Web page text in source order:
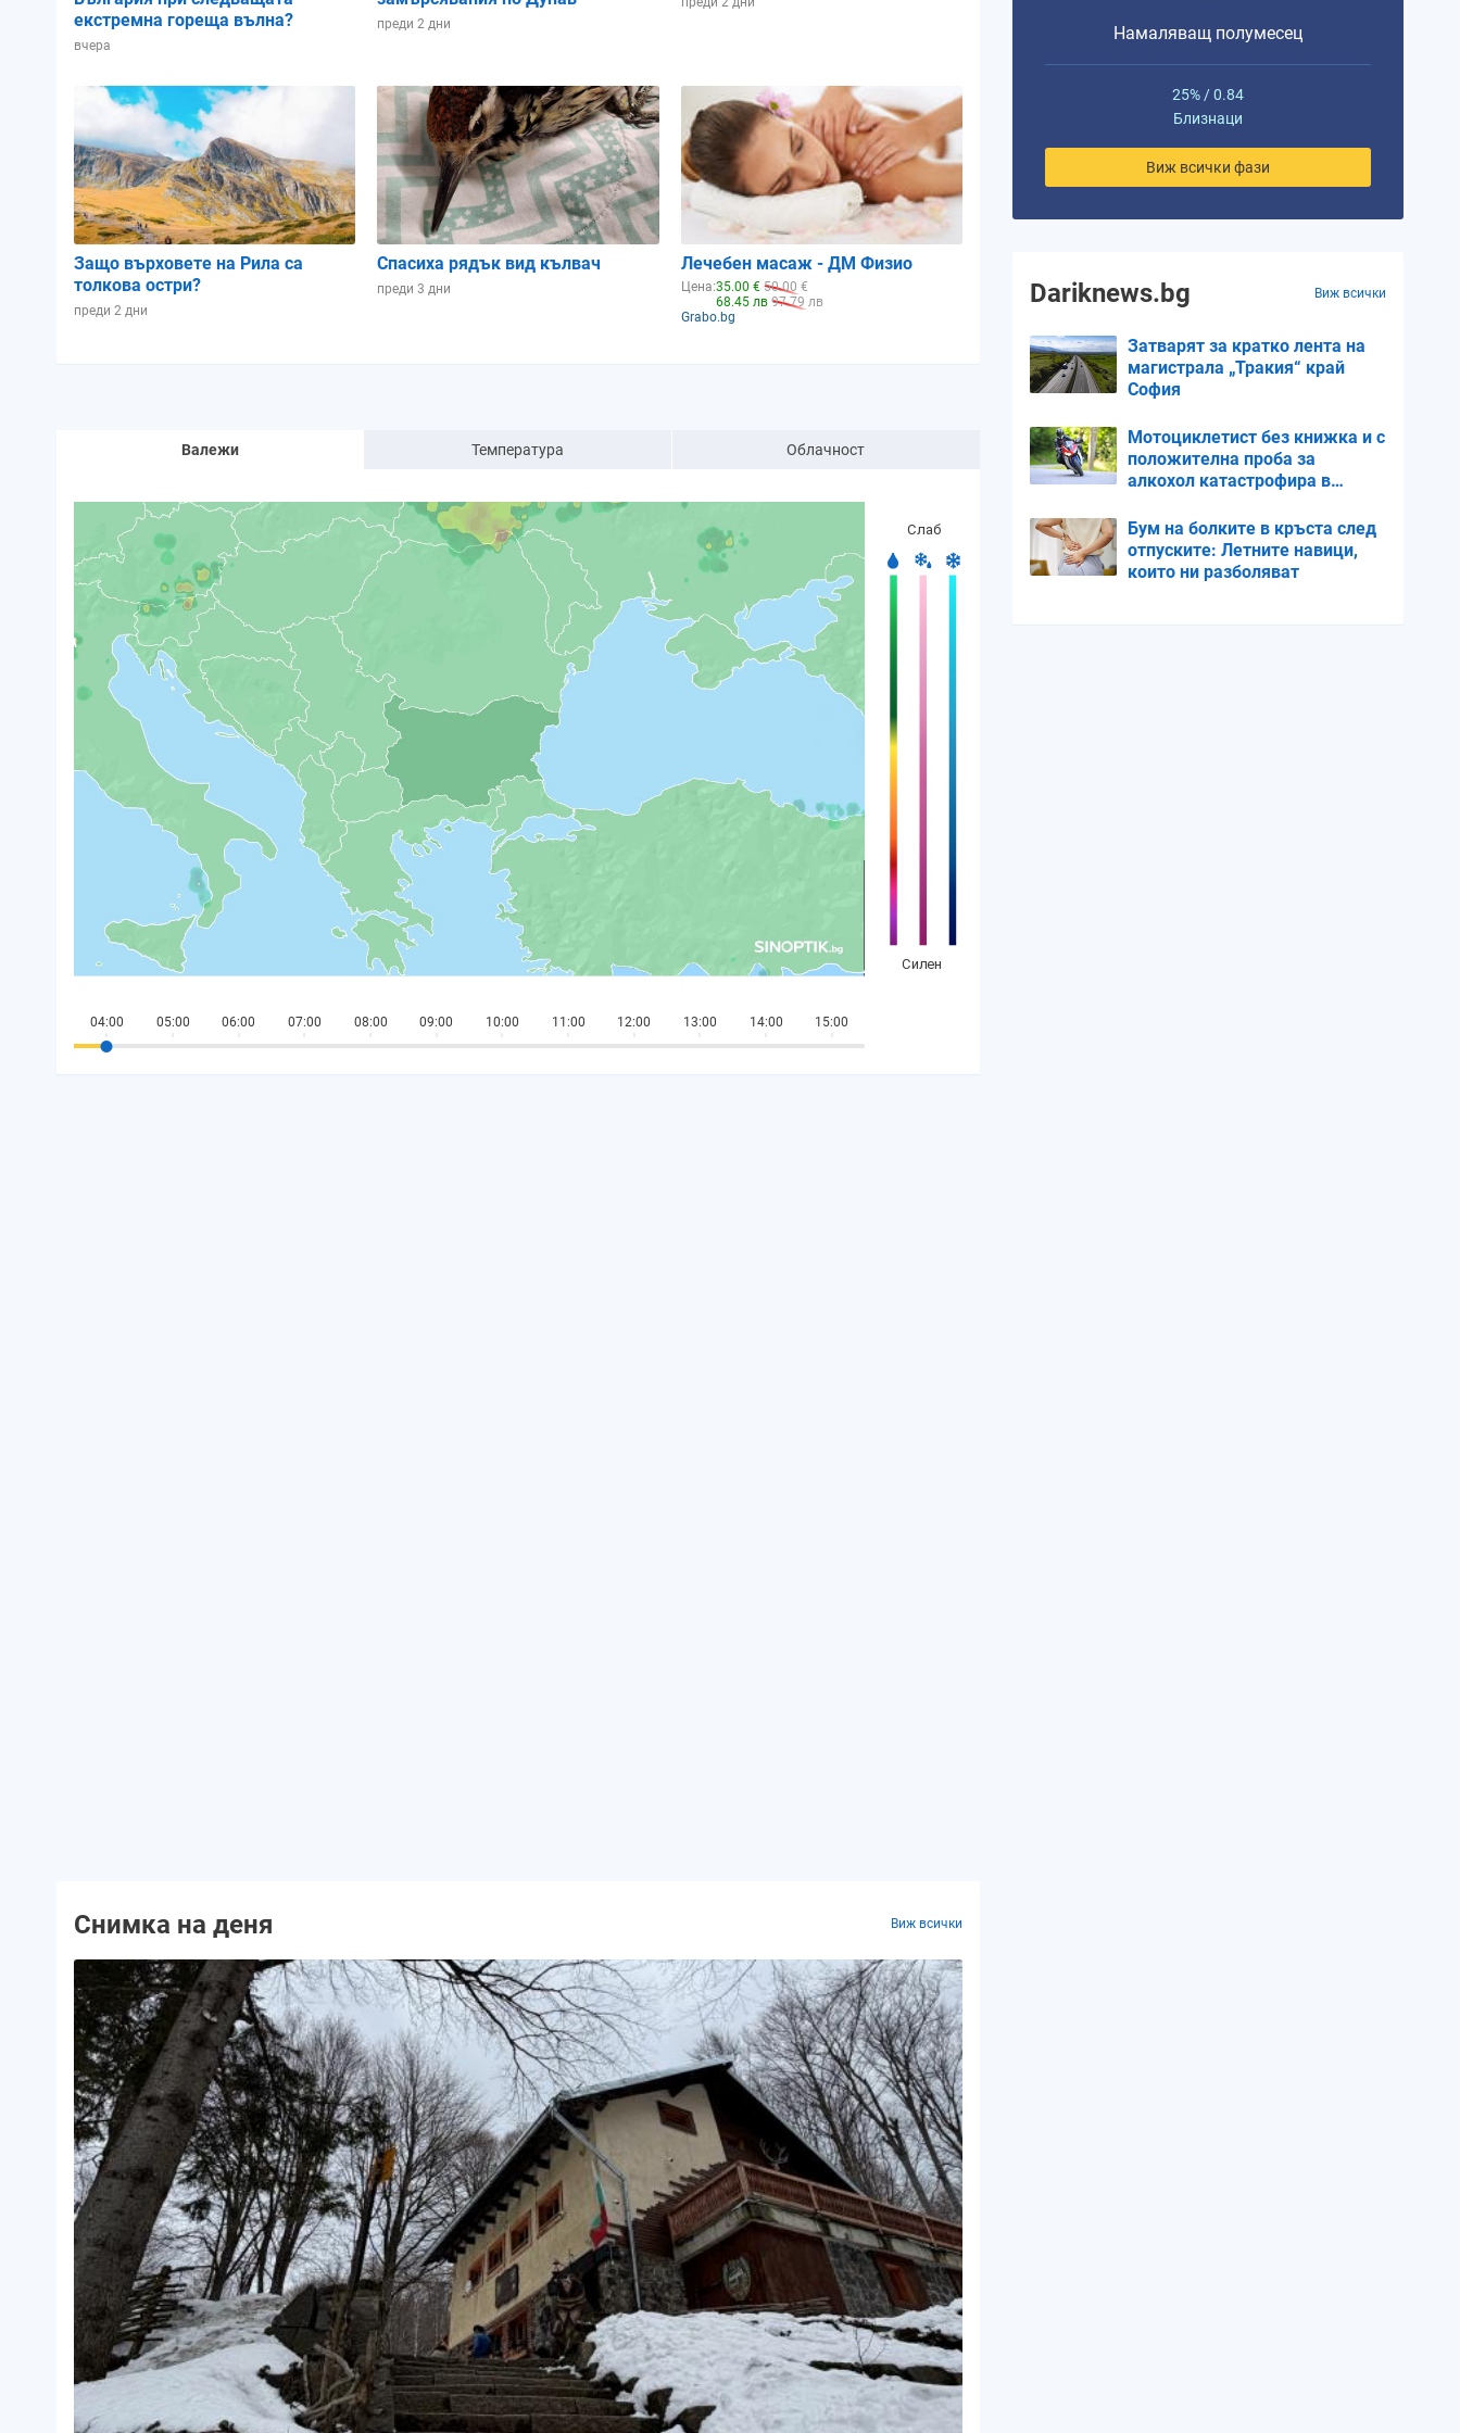
екстремна гореща вълна?
вчера
преди 2 дни
Защо върховете на Рила са
толкова остри?
преди 2 дни
Спасиха рядък вид кълвач
преди 3 дни
Лечебен масаж - ДМ Физио
Цена:35.00 € 50.00 €
68.45 лв 97.79 лв
Grabo.bg
Валежи Температура Облачност
Интрод
04:00 05:00 06:00 07:00 08:00 09:00 10:00 11:00 12:00 13:00 14:00 15:00
Снимка на деня Виж всички
Намаляващ полумесец
25% / 0.84
Близнаци
Виж всички фази
Dariknews.bg Виж всички
Затварят за кратко лента на
магистрала „Тракия“ край
София
Мотоциклетист без книжка и с
положителна проба за
алкохол катастрофира в
Бум на болките в кръста след
отпуските: Летните навици,
които ни разболяват